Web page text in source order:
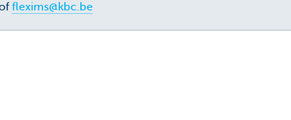
flexims@kbc.be